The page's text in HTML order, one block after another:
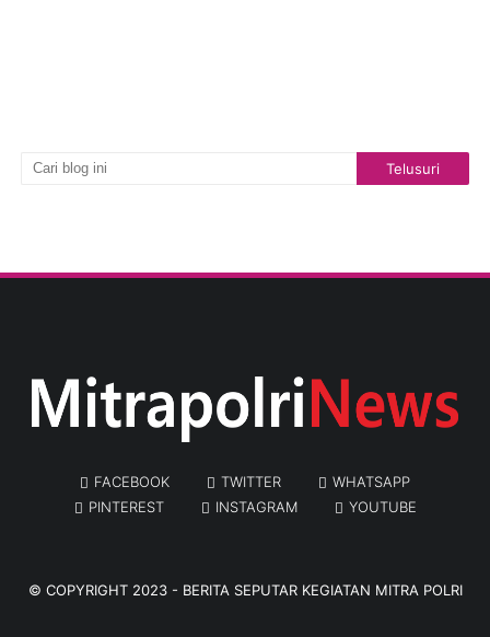
FACEBOOK TWITTER
WHATSAPP
PINTEREST
INSTAGRAM YOUTUBE
© COPYRIGHT 2023 - BERITA SEPUTAR KEGIATAN MITRA POLRI